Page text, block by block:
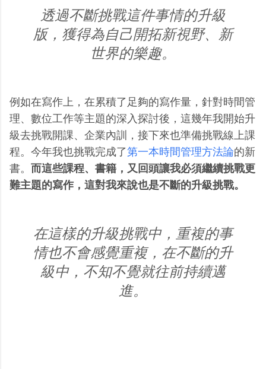
透過不斷挑戰這件事情的升級
版，獲得為自己開拓新視野、新
世界的樂趣。
例如在寫作上，在累積了足夠的寫作量，針對時間管
理、數位工作等主題的深入探討後，這幾年我開始升
級去挑戰開課、企業內訓，接下來也準備挑戰線上課
程。今年我也挑戰完成了第一本時間管理方法論的新
書。 而這些課程、書籍，又回頭讓我必須繼續挑戰更
難主題的寫作，這對我來說也是不斷的升級挑戰。
在這樣的升級挑戰中，重複的事
情也不會感覺重複，在不斷的升
級中，不知不覺就往前持續邁
進。